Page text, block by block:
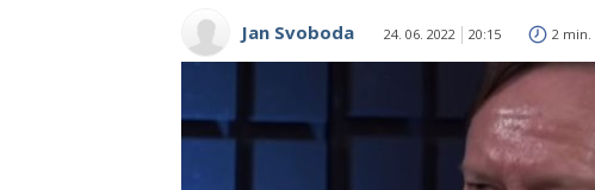
Jan Svoboda 24. 06. 2022 20:15 2 min.